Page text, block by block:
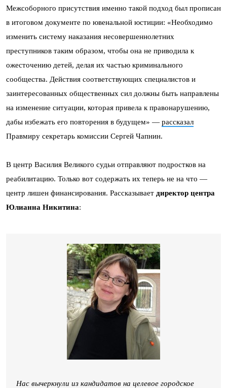
Межсоборного присутствия именно такой подход был прописан
в итоговом документе по ювенальной юстиции: «Необходимо
изменить систему наказания несовершеннолетних
преступников таким образом, чтобы она не приводила к
ожесточению детей, делая их частью криминального
сообщества. Действия соответствующих специалистов и
заинтересованных общественных сил должны быть направлены
на изменение ситуации, которая привела к правонарушению,
дабы избежать его повторения в будущем» — рассказал
Правмиру секретарь комиссии Сергей Чапнин.
В центр Василия Великого судьи отправляют подростков на
реабилитацию. Только вот содержать их теперь не на что —
центр лишен финансирования. Рассказывает директор центра
Юлианна Никитина:
Нас вычеркнули из кандидатов на целевое городское